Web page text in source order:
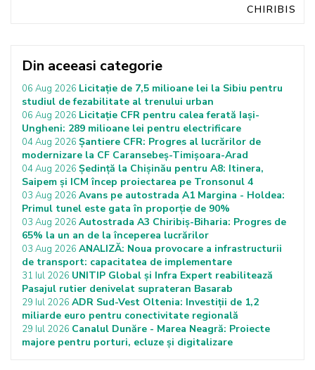
CHIRIBIS
Din aceeasi categorie
06 Aug 2026 Licitație de 7,5 milioane lei la Sibiu pentru
studiul de fezabilitate al trenului urban
06 Aug 2026 Licitație CFR pentru calea ferată Iași-
Ungheni: 289 milioane lei pentru electrificare
04 Aug 2026 Șantiere CFR: Progres al lucrărilor de
modernizare la CF Caransebeș-Timișoara-Arad
04 Aug 2026 Ședință la Chișinău pentru A8: Itinera,
Saipem și ICM încep proiectarea pe Tronsonul 4
03 Aug 2026 Avans pe autostrada A1 Margina - Holdea:
Primul tunel este gata în proporție de 90%
03 Aug 2026 Autostrada A3 Chiribiș-Biharia: Progres de
65% la un an de la începerea lucrărilor
03 Aug 2026 ANALIZĂ: Noua provocare a infrastructurii
de transport: capacitatea de implementare
31 Iul 2026 UNITIP Global și Infra Expert reabilitează
Pasajul rutier denivelat suprateran Basarab
29 Iul 2026 ADR Sud-Vest Oltenia: Investiții de 1,2
miliarde euro pentru conectivitate regională
29 Iul 2026 Canalul Dunăre - Marea Neagră: Proiecte
majore pentru porturi, ecluze și digitalizare